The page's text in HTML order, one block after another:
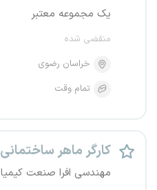
یک مجموعه معتبر
منقضی شده
خراسان رضوی
تمام وقت
کارگر ماهر ساختمانی
مهندسی افرا صنعت کیمیا